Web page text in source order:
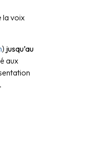
la voix
) jusqu’au
aux